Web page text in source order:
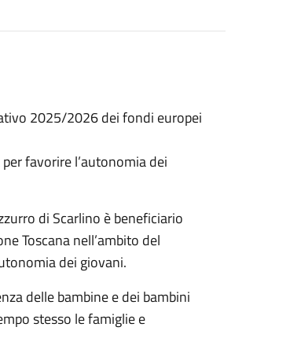
2025/2026 dei fondi europei
favorire l’autonomia dei
di Scarlino è beneficiario
Toscana nell’ambito del
dei giovani.
delle bambine e dei bambini
stesso le famiglie e